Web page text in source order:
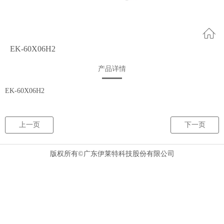
EK-60X06H2
产品详情
EK-60X06H2
上一页 下一页
版权所有©广东伊莱特科技股份有限公司